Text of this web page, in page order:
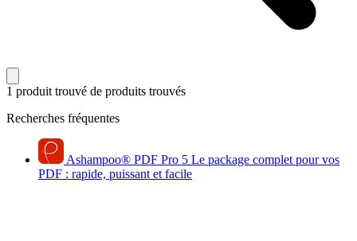
1 produit trouvé de produits trouvés
Recherches fréquentes
Ashampoo® PDF Pro 5 Le package complet pour vos
PDF : rapide, puissant et facile